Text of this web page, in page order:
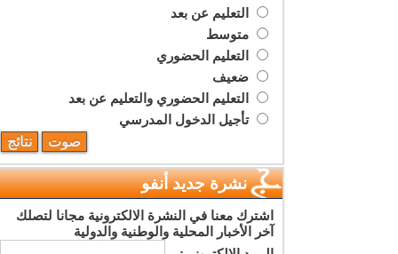
التعليم عن بعد
متوسط
التعليم الحضوري
ضعيف
التعليم الحضوري والتعليم عن بعد
تأجيل الدخول المدرسي
نشرة جديد أنفو
اشترك معنا في النشرة الالكترونية مجانا لتصلك
آخر الأخبار المحلية والوطنية والدولية